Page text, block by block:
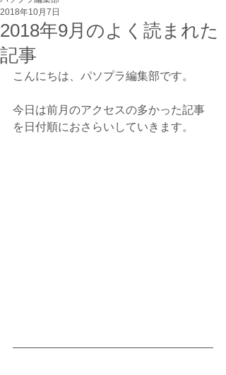
2018年9月のよく読まれた
記事
2018年10月7日
こんにちは、パソプラ編集部です。
今日は前月のアクセスの多かった記事
を日付順におさらいしていきます。